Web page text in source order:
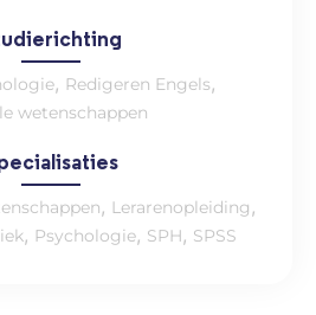
, Redigeren Engels,
wetenschappen
, Lerarenopleiding ,
, Psychologie, SPH, SPSS